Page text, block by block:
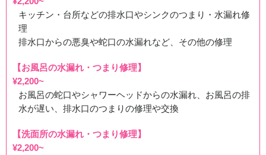
キッチン・台所などの排水口やシンクのつまり・水漏れ修
理
排水口からの悪臭や蛇口の水漏れなど、その他の修理
【お風呂の水漏れ・つまり修理】
¥2,200~
お風呂の蛇口やシャワーヘッドからの水漏れ、お風呂の排
水が遅い、排水口のつまりの修理や交換
【洗面所の水漏れ・つまり修理】
¥2,200~